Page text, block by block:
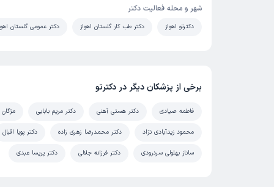
شهر و محله فعالیت دکتر
دکترتو اهواز دکتر طب کار گلستان اهواز دکتر عمومی گلستان
برخی از پزشکان دیگر در دکترتو
فاطمه صیادی دکتر هستی آهنی دکتر مریم بابایی
محمود زیدآبادی نژاد دکتر محمدرضا زهری زاده دکتر پویا اقبال
ساناز بهلولی سردرودی دکتر فرزانه جلالی دکتر پریسا عبدی